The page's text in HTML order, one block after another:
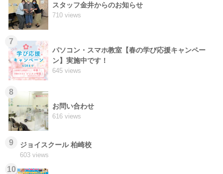
スタッフ金井からのお知らせ
710 views
7
パソコン・スマホ教室【春の学び応援キャンペー
ン】実施中です！
645 views
8
お問い合わせ
616 views
9 ジョイスクール 柏崎校
603 views
10